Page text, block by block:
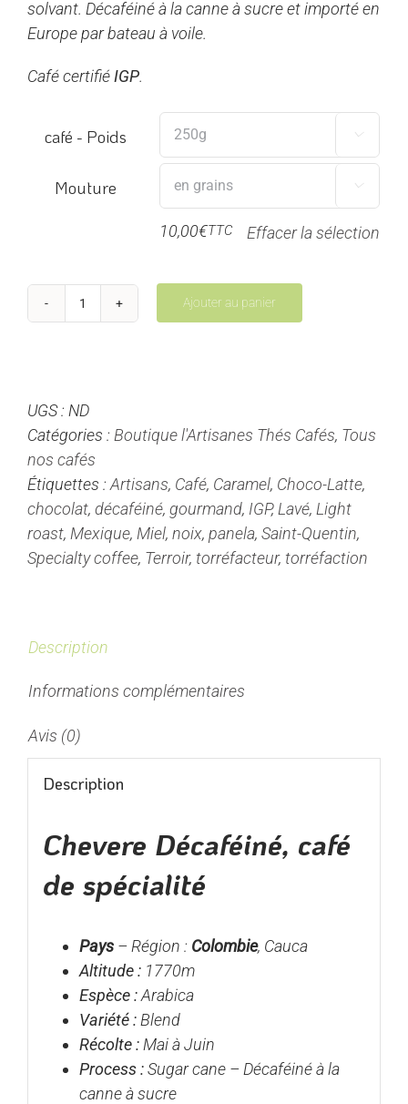
solvant. Décaféiné à la canne à sucre et importé en
Europe par bateau à voile.
Café certifié IGP.
café - Poids 
Mouture 
10,00€TTC Effacer la sélection
quantité
-
Lavé
-
Colombie
-
Café
à
Ajouter au panier
UGS : ND
Catégories : Boutique l'Artisanes Thés Cafés, Tous
nos cafés
Étiquettes : Artisans, Café, Caramel, Choco-Latte,
chocolat, décaféiné, gourmand, IGP, Lavé, Light
roast, Mexique, Miel, noix, panela, Saint-Quentin,
Specialty coffee, Terroir, torréfacteur, torréfaction
Description
Informations complémentaires
Avis (0)
Description
Chevere Décaféiné, café
de spécialité
Pays– Région : Colombie, Cauca
Altitude :1770m
Espèce : Arabica
Variété : Blend
Récolte :Mai à Juin
Process :Sugar cane – Décaféiné à la
canne à sucre